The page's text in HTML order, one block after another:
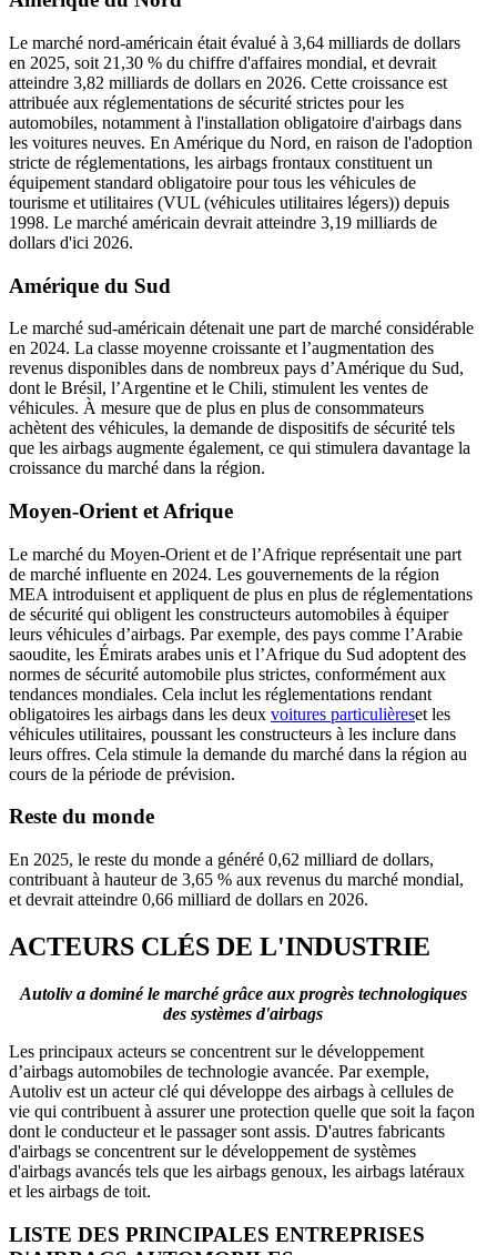
Le marché nord-américain était évalué à 3,64 milliards de dollars
en 2025, soit 21,30 % du chiffre d'affaires mondial, et devrait
atteindre 3,82 milliards de dollars en 2026. Cette croissance est
attribuée aux réglementations de sécurité strictes pour les
automobiles, notamment à l'installation obligatoire d'airbags dans
les voitures neuves. En Amérique du Nord, en raison de l'adoption
stricte de réglementations, les airbags frontaux constituent un
équipement standard obligatoire pour tous les véhicules de
tourisme et utilitaires (VUL (véhicules utilitaires légers)) depuis
1998. Le marché américain devrait atteindre 3,19 milliards de
dollars d'ici 2026.
Amérique du Sud
Le marché sud-américain détenait une part de marché considérable
en 2024. La classe moyenne croissante et l’augmentation des
revenus disponibles dans de nombreux pays d’Amérique du Sud,
dont le Brésil, l’Argentine et le Chili, stimulent les ventes de
véhicules. À mesure que de plus en plus de consommateurs
achètent des véhicules, la demande de dispositifs de sécurité tels
que les airbags augmente également, ce qui stimulera davantage la
croissance du marché dans la région.
Moyen-Orient et Afrique
Le marché du Moyen-Orient et de l’Afrique représentait une part
de marché influente en 2024. Les gouvernements de la région
MEA introduisent et appliquent de plus en plus de réglementations
de sécurité qui obligent les constructeurs automobiles à équiper
leurs véhicules d’airbags. Par exemple, des pays comme l’Arabie
saoudite, les Émirats arabes unis et l’Afrique du Sud adoptent des
normes de sécurité automobile plus strictes, conformément aux
tendances mondiales. Cela inclut les réglementations rendant
obligatoires les airbags dans les deux voitures particulièreset les
véhicules utilitaires, poussant les constructeurs à les inclure dans
leurs offres. Cela stimule la demande du marché dans la région au
cours de la période de prévision.
Reste du monde
En 2025, le reste du monde a généré 0,62 milliard de dollars,
contribuant à hauteur de 3,65 % aux revenus du marché mondial,
et devrait atteindre 0,66 milliard de dollars en 2026.
ACTEURS CLÉS DE L'INDUSTRIE
Autoliv a dominé le marché grâce aux progrès technologiques
des systèmes d'airbags
Les principaux acteurs se concentrent sur le développement
d’airbags automobiles de technologie avancée. Par exemple,
Autoliv est un acteur clé qui développe des airbags à cellules de
vie qui contribuent à assurer une protection quelle que soit la façon
dont le conducteur et le passager sont assis. D'autres fabricants
d'airbags se concentrent sur le développement de systèmes
d'airbags avancés tels que les airbags genoux, les airbags latéraux
et les airbags de toit.
LISTE DES PRINCIPALES ENTREPRISES